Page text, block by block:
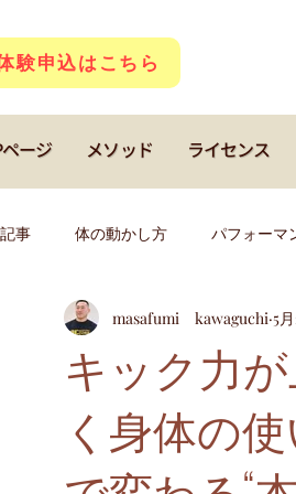
験申込はこちら
ージ メソッド ライセンス
事 体の動かし方 パフォーマ
クアトロコア キッズ
ダンス イベ
キック力
く身体の
masafumi kawaguchi 5